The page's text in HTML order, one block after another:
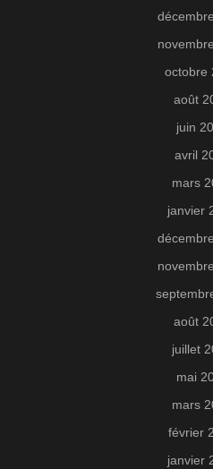
octobre
août
juin
avril
mars
janvier
août
juillet
mai
mars
février
janvier